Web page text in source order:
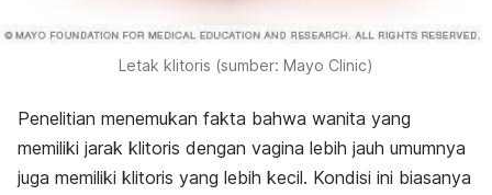
Letak klitoris (sumber: Mayo Clinic)
Penelitian menemukan fakta bahwa wanita yang
memiliki jarak klitoris dengan vagina lebih jauh umumnya
juga memiliki klitoris yang lebih kecil. Kondisi ini biasanya